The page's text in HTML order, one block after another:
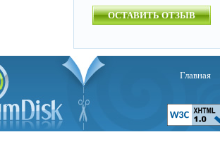
ОСТАВИТЬ ОТЗЫВ
Главная